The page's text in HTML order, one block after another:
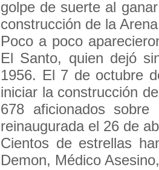
golpe de suerte al
construcción de la
Poco a poco
El Santo, quien dejó
1956. El 7 de octubre
iniciar la construcción
678 aficionados
reinaugurada el 26 de
Cientos de estrellas
Demon, Médico